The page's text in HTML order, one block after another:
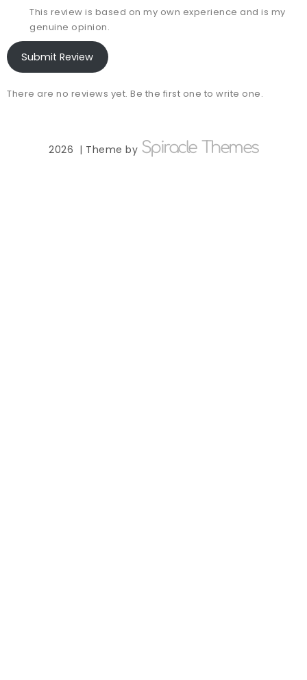
This review is based on my own experience and is my
genuine opinion.
Submit Review
There are no reviews yet. Be the first one to write one.
2026 | Theme by Spiracle Themes